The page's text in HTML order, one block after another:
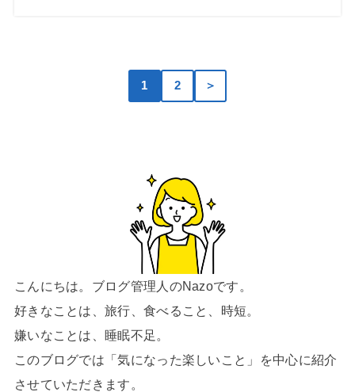
1 2 ＞
こんにちは。ブログ管理人のNazoです。
好きなことは、旅行、食べること、時短。
嫌いなことは、睡眠不足。
このブログでは「気になった楽しいこと」を中心に紹介
させていただきます。